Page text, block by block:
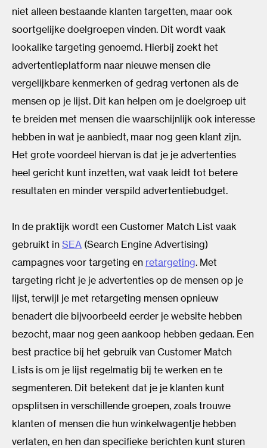
niet alleen bestaande klanten targetten, maar ook
soortgelijke doelgroepen vinden. Dit wordt vaak
lookalike targeting genoemd. Hierbij zoekt het
advertentieplatform naar nieuwe mensen die
vergelijkbare kenmerken of gedrag vertonen als de
mensen op je lijst. Dit kan helpen om je doelgroep uit
te breiden met mensen die waarschijnlijk ook interesse
hebben in wat je aanbiedt, maar nog geen klant zijn.
Het grote voordeel hiervan is dat je je advertenties
heel gericht kunt inzetten, wat vaak leidt tot betere
resultaten en minder verspild advertentiebudget.
In de praktijk wordt een Customer Match List vaak
gebruikt in SEA (Search Engine Advertising)
campagnes voor targeting en retargeting. Met
targeting richt je je advertenties op de mensen op je
lijst, terwijl je met retargeting mensen opnieuw
benadert die bijvoorbeeld eerder je website hebben
bezocht, maar nog geen aankoop hebben gedaan. Een
best practice bij het gebruik van Customer Match
Lists is om je lijst regelmatig bij te werken en te
segmenteren. Dit betekent dat je je klanten kunt
opsplitsen in verschillende groepen, zoals trouwe
klanten of mensen die hun winkelwagentje hebben
verlaten, en hen dan specifieke berichten kunt sturen